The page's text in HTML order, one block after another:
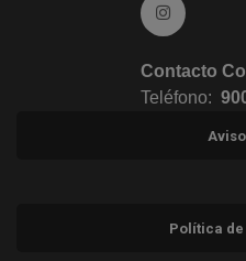
Ir a
Contacto
Teléfono:
Política